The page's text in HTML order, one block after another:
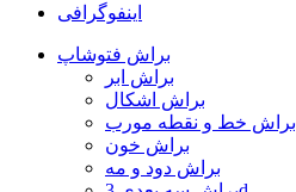
اینفوگرافی
براش فتوشاپ
براش ابر
براش اشکال
براش خط و نقطه مورب
براش خون
براش دود و مه